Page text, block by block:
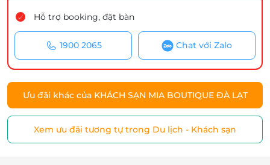
Hỗ trợ booking, đặt bàn
1900 2065 Chat với Zalo
Ưu đãi khác của KHÁCH SẠN MIA BOUTIQUE ĐÀ LẠT
Xem ưu đãi tương tự trong Du lịch - Khách sạn